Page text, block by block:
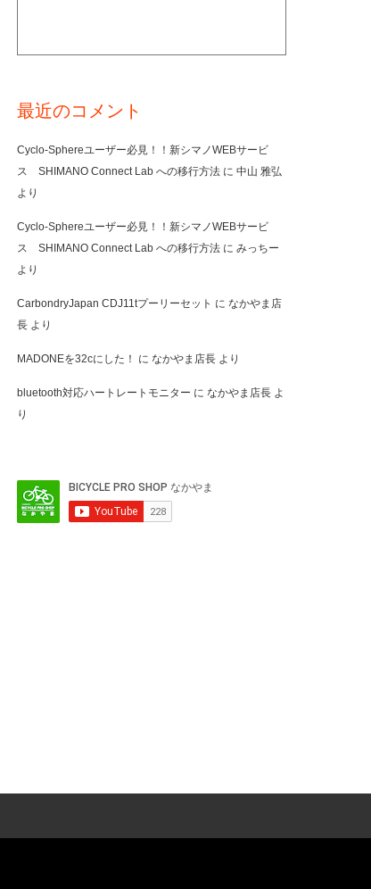
最近のコメント
Cyclo-Sphereユーザー必見！！新シマノWEBサービ
ス SHIMANO Connect Lab への移行方法 に 中山 雅弘
より
Cyclo-Sphereユーザー必見！！新シマノWEBサービ
ス SHIMANO Connect Lab への移行方法 に みっちー
より
CarbondryJapan CDJ11tプーリーセット に なかやま店
長 より
MADONEを32cにした！ に なかやま店長 より
bluetooth対応ハートレートモニター に なかやま店長 よ
り